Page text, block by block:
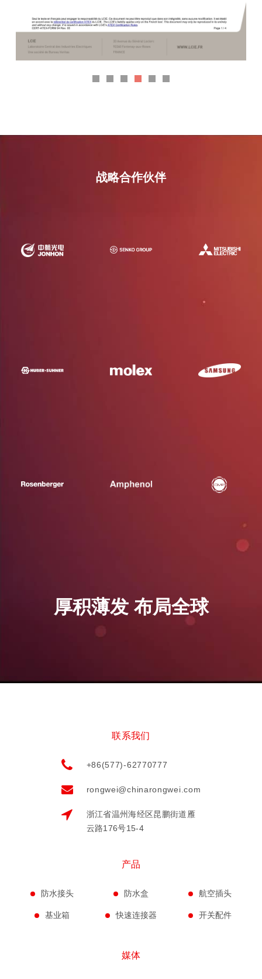
战略合作伙伴
厚积薄发 布局全球
联系我们
+86(577)-62770777
rongwei@chinarongwei.com
浙江省温州海经区昆鹏街道雁
云路176号15-4
产品
防水接头 防水盒 航空插头
基业箱 快速连接器 开关配件
媒体